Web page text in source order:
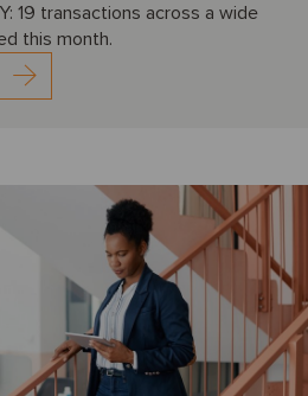
19 transactions across a wide
this month.